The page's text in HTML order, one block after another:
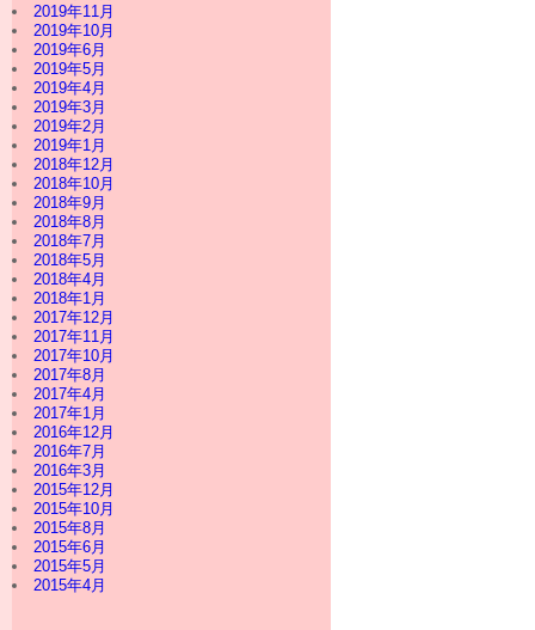
2019年11月
2019年10月
2019年6月
2019年5月
2019年4月
2019年3月
2019年2月
2019年1月
2018年12月
2018年10月
2018年9月
2018年8月
2018年7月
2018年5月
2018年4月
2018年1月
2017年12月
2017年11月
2017年10月
2017年8月
2017年4月
2017年1月
2016年12月
2016年7月
2016年3月
2015年12月
2015年10月
2015年8月
2015年6月
2015年5月
2015年4月